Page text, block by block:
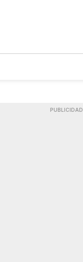
PUBLICIDAD